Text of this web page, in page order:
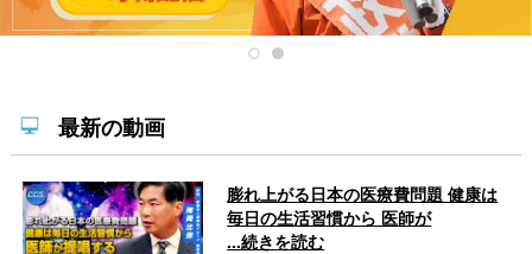
研修・ツアーに参加
最新の動画
膨れ上がる日本の医療費問題 健康は
毎日の生活習慣から 医師が
...続きを読む